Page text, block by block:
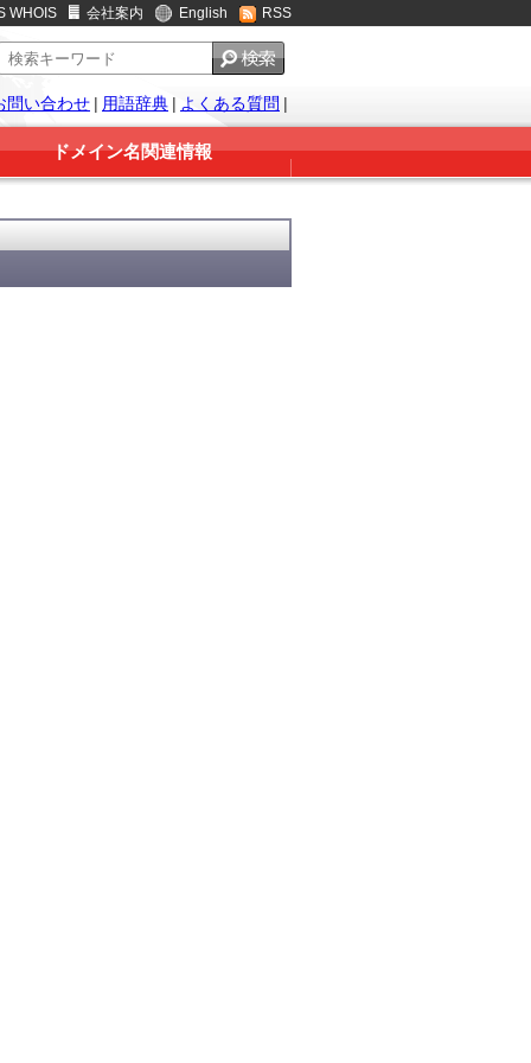
WHOIS 会社案内 English RSS
問い合わせ | 用語辞典 | よくある質問 |
ドメイン名関連情報